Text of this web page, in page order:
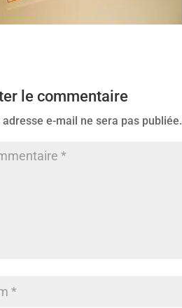
le commentaire
adresse e-mail ne sera pas publiée.